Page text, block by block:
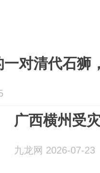
一对清代石狮
广西横州受
九龙网 2026-07-23